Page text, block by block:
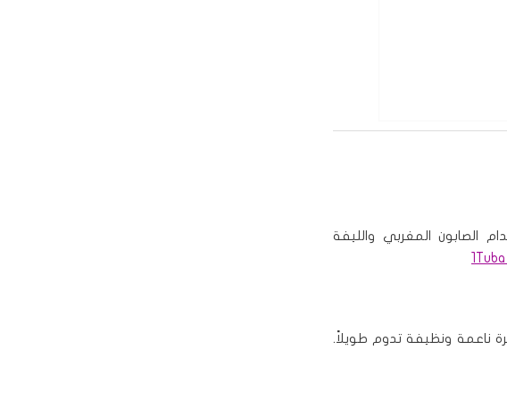
الصابون المغربي والليفة
ناعمة ونظيفة تدوم طويلاً.